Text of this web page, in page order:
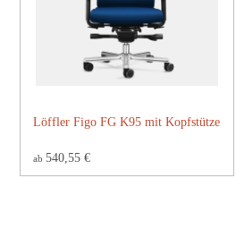
Löffler Figo FG K95 mit Kopfstütze
ab 540,55 €